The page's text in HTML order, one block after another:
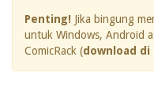
Penting! Jika bingung
untuk Windows, Android
ComicRack (download di